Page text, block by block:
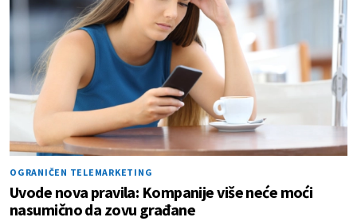
OGRANIČEN TELEMARKETING
Uvode nova pravila: Kompanije više neće moći
nasumično da zovu građane